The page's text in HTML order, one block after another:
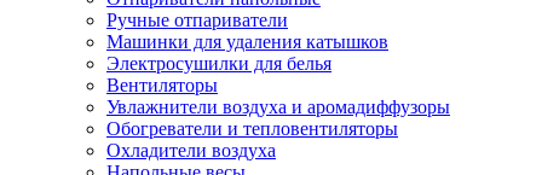
Ручные отпариватели
Машинки для удаления катышков
Электросушилки для белья
Вентиляторы
Увлажнители воздуха и аромадиффузоры
Обогреватели и тепловентиляторы
Охладители воздуха